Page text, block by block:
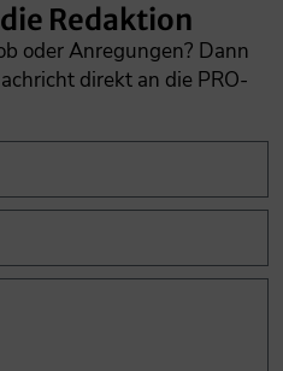
Redaktion
oder Anregungen? Dann
direkt an die PRO-